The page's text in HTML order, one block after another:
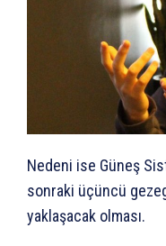
Nedeni ise Güneş
sonraki üçüncü
yaklaşacak olması.